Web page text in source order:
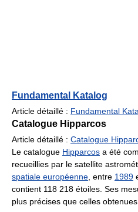
Fundamental Katalog
Article détaillé : Fundamental
Catalogue Hipparcos
Article détaillé : Catalogue
Le catalogue Hipparcos a été
recueillies par le satellite
spatiale européenne, entre 1989
contient 118 218 étoiles. Ses
plus précises que celles